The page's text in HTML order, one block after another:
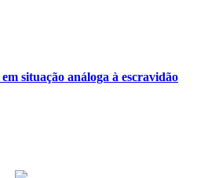
situação análoga à escravidão